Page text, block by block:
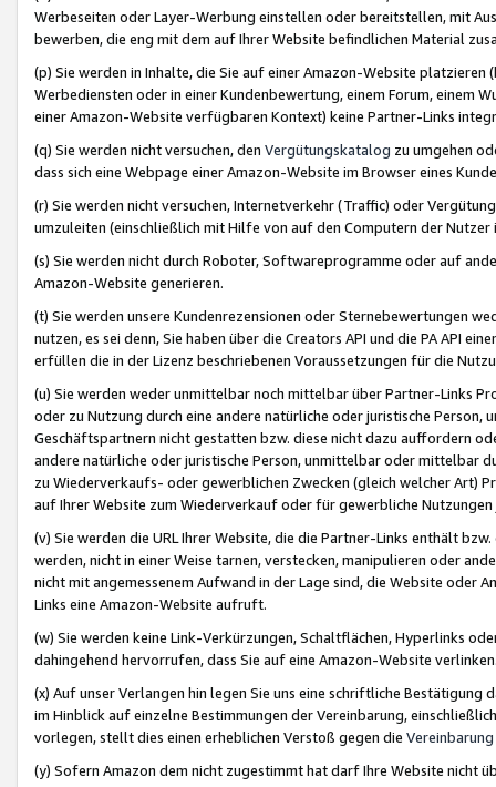
Werbeseiten oder Layer-Werbung einstellen oder bereitstellen, mit
bewerben, die eng mit dem auf Ihrer Website befindlichen Material
(p) Sie werden in Inhalte, die Sie auf einer Amazon-Website
Werbediensten oder in einer Kundenbewertung, einem Forum, einem
einer Amazon-Website verfügbaren Kontext) keine Partner-Links
(q) Sie werden nicht versuchen, den Vergütungskatalog zu umgehen
dass sich eine Webpage einer Amazon-Website im Browser eines
(r) Sie werden nicht versuchen, Internetverkehr (Traffic) oder
umzuleiten (einschließlich mit Hilfe von auf den Computern der
(s) Sie werden nicht durch Roboter, Softwareprogramme oder auf
Amazon-Website generieren.
(t) Sie werden unsere Kundenrezensionen oder Sternebewertungen
nutzen, es sei denn, Sie haben über die Creators API und die PA API
erfüllen die in der Lizenz beschriebenen Voraussetzungen für die
(u) Sie werden weder unmittelbar noch mittelbar über Partner-Links
oder zu Nutzung durch eine andere natürliche oder juristische
Geschäftspartnern nicht gestatten bzw. diese nicht dazu auffordern
andere natürliche oder juristische Person, unmittelbar oder mittelbar
zu Wiederverkaufs- oder gewerblichen Zwecken (gleich welcher Art)
auf Ihrer Website zum Wiederverkauf oder für gewerbliche
(v) Sie werden die URL Ihrer Website, die die Partner-Links enthält
werden, nicht in einer Weise tarnen, verstecken, manipulieren oder
nicht mit angemessenem Aufwand in der Lage sind, die Website oder
Links eine Amazon-Website aufruft.
(w) Sie werden keine Link-Verkürzungen, Schaltflächen, Hyperlinks
dahingehend hervorrufen, dass Sie auf eine Amazon-Website
(x) Auf unser Verlangen hin legen Sie uns eine schriftliche
im Hinblick auf einzelne Bestimmungen der Vereinbarung,
vorlegen, stellt dies einen erheblichen Verstoß gegen die Vereinbarung
(y) Sofern Amazon dem nicht zugestimmt hat darf Ihre Website nicht